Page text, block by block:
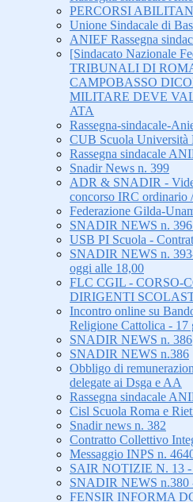
PERCORSI
Unione Sindacale di
ANIEF Rassegna
[Sindacato Nazionale
TRIBUNALI DI
CAMPOBASSO
MILITARE DEVE
ATA
Rassegna-sindacale-
CUB Scuola Università
Rassegna sindacale
Snadir News n. 399
ADR & SNADIR -
concorso IRC ordinario
Federazione Gilda-
SNADIR NEWS n.
USB PI Scuola -
SNADIR NEWS n.
oggi alle 18,00
FLC CGIL - CORSO-
DIRIGENTI
Incontro online su
Religione Cattolica - 17
SNADIR NEWS n. 386
SNADIR NEWS n.386
Obbligo di
delegate ai Dsga e AA
Rassegna sindacale
Cisl Scuola Roma e
Snadir news n. 382
Contratto Collettivo
Messaggio INPS n.
SAIR NOTIZIE N. 13
SNADIR NEWS
FENSIR INFORMA